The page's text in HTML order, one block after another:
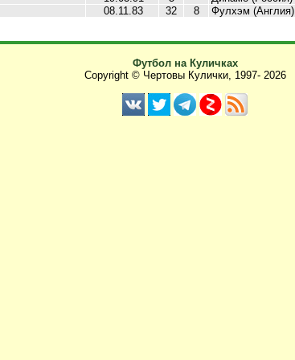
08.11.83 32 8 Фулхэм (Англия)
Футбол на Куличках
Copyright © Чертовы Кулички, 1997- 2026